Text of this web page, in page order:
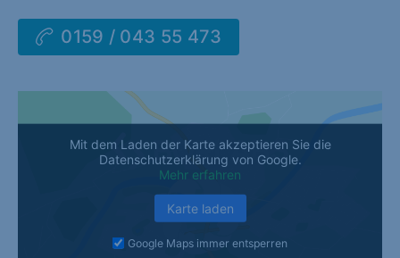
0159 / 043 55 473
Mit dem Laden der Karte akzeptieren Sie die
Datenschutzerklärung von Google.
Mehr erfahren
Karte laden
Google Maps immer entsperren